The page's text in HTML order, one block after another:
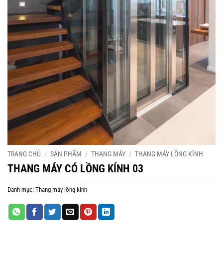
TRANG CHỦ / SẢN PHẨM / THANG MÁY / THANG MÁY LỒNG KÍNH
THANG MÁY CÓ LỒNG KÍNH 03
Danh mục: Thang máy lồng kính